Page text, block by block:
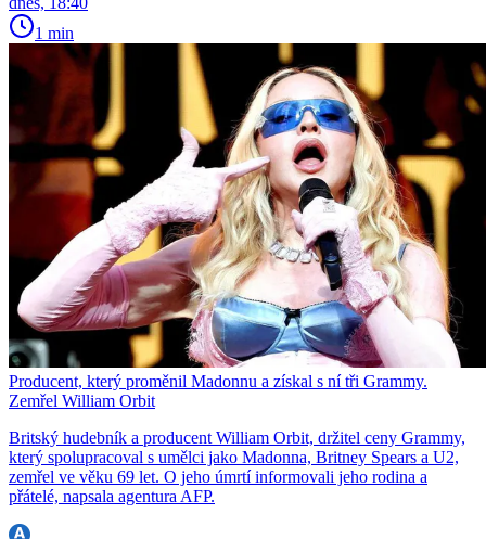
1 min
Producent, který proměnil Madonnu a získal s ní tři Grammy.
Zemřel William Orbit
Britský hudebník a producent William Orbit, držitel ceny Grammy,
který spolupracoval s umělci jako Madonna, Britney Spears a U2,
zemřel ve věku 69 let. O jeho úmrtí informovali jeho rodina a
přátelé, napsala agentura AFP.